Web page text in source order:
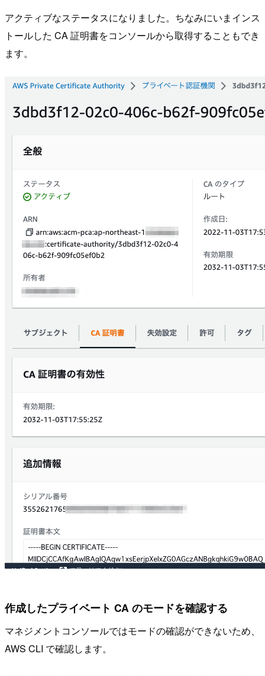
アクティブなステータスになりました。ちなみにいまインス
トールした CA 証明書をコンソールから取得することもでき
ます。
作成したプライベート CA のモードを確認する
マネジメントコンソールではモードの確認ができないため、
AWS CLI で確認します。